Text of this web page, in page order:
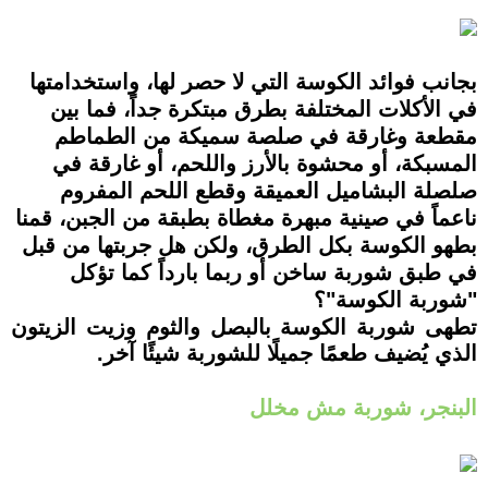
بجانب فوائد الكوسة التي لا حصر لها، واستخدامتها
في الأكلات المختلفة بطرق مبتكرة جداً، فما بين
مقطعة وغارقة في صلصة سميكة من الطماطم
المسبكة، أو محشوة بالأرز واللحم، أو غارقة في
صلصلة البشاميل العميقة وقطع اللحم المفروم
ناعماً في صينية مبهرة مغطاة بطبقة من الجبن، قمنا
بطهو الكوسة بكل الطرق، ولكن هل جربتها من قبل
في طبق شوربة ساخن أو ربما بارداً كما تؤكل
"شوربة الكوسة"؟
تطهى شوربة الكوسة بالبصل والثوم وزيت الزيتون
الذي يُضيف طعمًا جميلًا للشوربة شيئًا آخر.
البنجر، شوربة مش مخلل